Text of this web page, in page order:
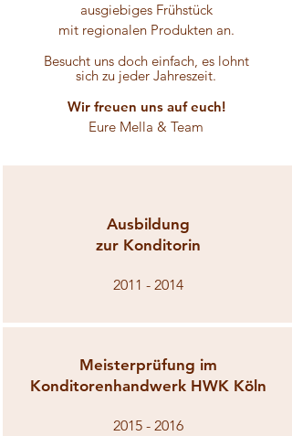
ausgiebiges Frühstück
mit regionalen Produkten an.
Besucht uns doch einfach, es lohnt
sich zu jeder Jahreszeit.
Wir freuen uns auf euch!​
Eure Mella & Team
Ausbildung
zur Konditorin
2011 - 2014
Meisterprüfung im
Konditorenhandwerk HWK Köln
2015 - 2016